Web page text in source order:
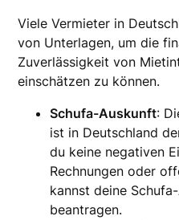
Viele Vermieter in
von Unterlagen, um die
Zuverlässigkeit von
einschätzen zu können.
Schufa-Auskunft:
ist in Deutschland
du keine negativen
Rechnungen oder
kannst deine
beantragen.